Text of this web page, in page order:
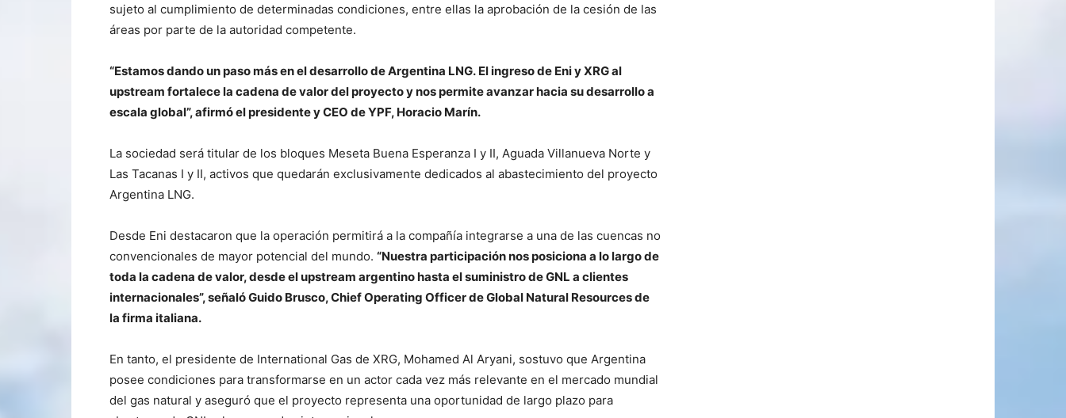
sujeto al cumplimiento de determinadas condiciones, entre ellas la aprobación de la cesión de las
áreas por parte de la autoridad competente.
“Estamos dando un paso más en el desarrollo de Argentina LNG. El ingreso de Eni y XRG al
upstream fortalece la cadena de valor del proyecto y nos permite avanzar hacia su desarrollo a
escala global”, afirmó el presidente y CEO de YPF, Horacio Marín.
La sociedad será titular de los bloques Meseta Buena Esperanza I y II, Aguada Villanueva Norte y
Las Tacanas I y II, activos que quedarán exclusivamente dedicados al abastecimiento del proyecto
Argentina LNG.
Desde Eni destacaron que la operación permitirá a la compañía integrarse a una de las cuencas no
convencionales de mayor potencial del mundo. “Nuestra participación nos posiciona a lo largo de
toda la cadena de valor, desde el upstream argentino hasta el suministro de GNL a clientes
internacionales”, señaló Guido Brusco, Chief Operating Officer de Global Natural Resources de
la firma italiana.
En tanto, el presidente de International Gas de XRG, Mohamed Al Aryani, sostuvo que Argentina
posee condiciones para transformarse en un actor cada vez más relevante en el mercado mundial
del gas natural y aseguró que el proyecto representa una oportunidad de largo plazo para